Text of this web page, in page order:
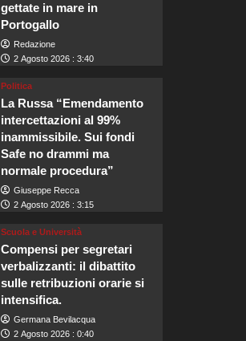
gettate in mare in
Portogallo
Redazione
2 Agosto 2026 : 3:40
Politica
La Russa “Emendamento
intercettazioni al 99%
inammissibile. Sui fondi
Safe no drammi ma
normale procedura”
Giuseppe Recca
2 Agosto 2026 : 3:15
Scuola e Università
Compensi per segretari
verbalizzanti: il dibattito
sulle retribuzioni orarie si
intensifica.
Germana Bevilacqua
2 Agosto 2026 : 0:40